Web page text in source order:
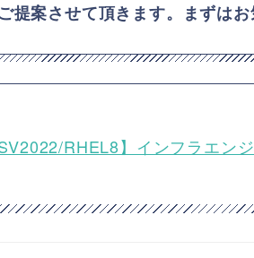
提案させて頂きます。まずはお
RHEL8】インフラエ